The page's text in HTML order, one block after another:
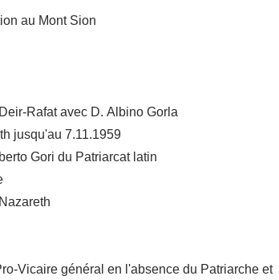
au Mont Sion
Rafat avec D. Albino Gorla
jusqu'au 7.11.1959
Gori du Patriarcat latin
Vicaire général en l'absence du Patriarche et